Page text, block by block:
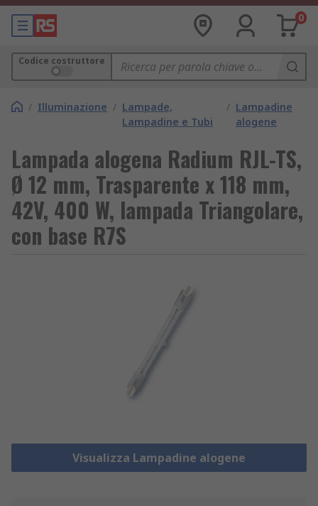
0
Codice costruttore
/ Illuminazione / Lampade,
Lampadine e Tubi
/ Lampadine
alogene
Lampada alogena Radium RJL-TS,
Ø 12 mm, Trasparente x 118 mm,
42V, 400 W, lampada Triangolare,
con base R7S
Visualizza Lampadine alogene